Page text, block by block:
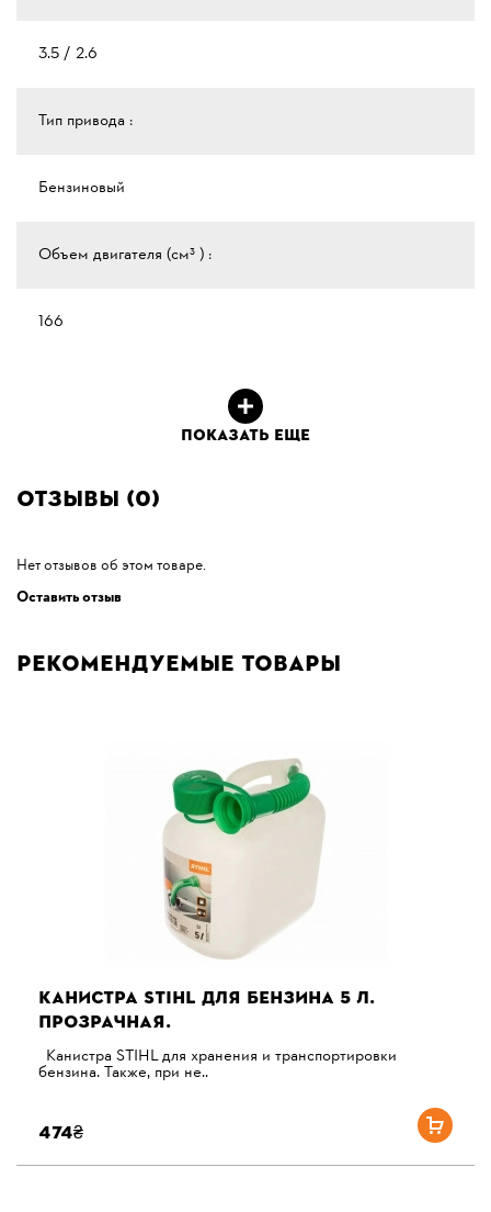
3.5 / 2.6
Тип привода :
Бензиновый
Объем двигателя (см³ ) :
166
ПОКАЗАТЬ ЕЩЕ
Отзывы (0)
Нет отзывов об этом товаре.
Оставить отзыв
Рекомендуемые товары
КАНИСТРА STIHL ДЛЯ БЕНЗИНА 5 Л.
ПРОЗРАЧНАЯ.
Канистра STIHL для хранения и транспортировки
бензина. Также, при не..
474₴